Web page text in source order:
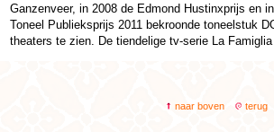
Ganzenveer, in 2008 de Edmond Hustinxprijs en
Toneel Publieksprijs 2011 bekroonde toneelstuk
theaters te zien. De tiendelige tv-serie La
naar boven terug